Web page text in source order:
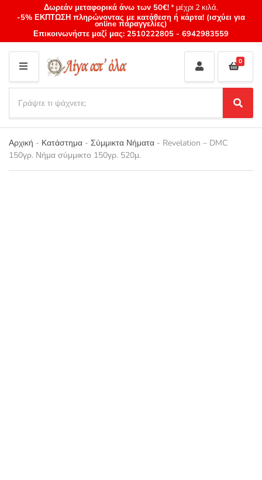
Δωρεάν μεταφορικά άνω των 50€!* μέχρι 2 κιλά.
-5% ΕΚΠΤΩΣΗ πληρώνοντας με κατάθεση ή κάρτα! (ισχύει για
online παραγγελίες)
Επικοινωνήστε μαζί μας: 2510222805 - 6942983559
M
E
N
U
Category
name
a
r
c
h
p
S
e
a
0
Αρχική - Κατάστημα - Σύμμικτα Νήματα - Revelation – DMC
150γρ. Νήμα σύμμικτο 150γρ. 520μ.